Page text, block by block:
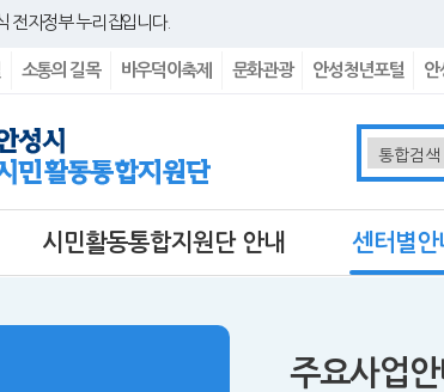
전자정부 누리집입니다.
소통의 길목 바우덕이축제 문화관광 안성청년포털 안
시민활동통합지원단 안내 센터별안
주요사업안